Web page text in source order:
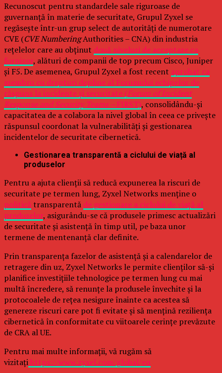
Recunoscut pentru standardele sale riguroase de
guvernanță în materie de securitate, Grupul Zyxel se
regăsește într-un grup select de autorități de numerotare
CVE (CVE NumberingAuthorities – CNA) din industria
rețelelor care au obținut două niveluri de acceptare ca
furnizor, alături de companii de top precum Cisco, Juniper
și F5. De asemenea, Grupul Zyxel a fost recent aprobat ca
membru cu drepturi depline al Forumului echipelor de
răspuns la incidente și securitate (Forum of Incident
Response and Security Teams –FIRST), consolidându-și
capacitatea de a colabora la nivel global în ceea ce privește
răspunsul coordonat la vulnerabilități și gestionarea
incidentelor de securitate cibernetică.
Gestionarea transparentă a ciclului de viață al
produselor
Pentru a ajuta clienții să reducă expunerea la riscuri de
securitate pe termen lung, Zyxel Networks menține o
politică transparentă de gestionare a ciclului de viață al
produselor, asigurându-se că produsele primesc actualizări
de securitate și asistență în timp util, pe baza unor
termene de mentenanță clar definite.
Prin transparența fazelor de asistență și a calendarelor de
retragere din uz, Zyxel Networks le permite clienților să-și
planifice investițiile tehnologice pe termen lung cu mai
multă încredere, să renunțe la produsele învechite și la
protocoalele de rețea nesigure înainte ca acestea să
genereze riscuri care pot fi evitate și să mențină reziliența
cibernetică în conformitate cu viitoarele cerințe prevăzute
de CRA al UE.
Pentru mai multe informații, vă rugăm să
vizitațihttps://www.zyxel.com/global/en